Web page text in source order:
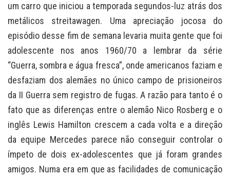
um carro que iniciou a temporada segundos-luz atrás dos
metálicos streitawagen. Uma apreciação jocosa do
episódio desse fim de semana levaria muita gente que foi
adolescente nos anos 1960/70 a lembrar da série
“Guerra, sombra e água fresca”, onde americanos faziam e
desfaziam dos alemães no único campo de prisioneiros
da II Guerra sem registro de fugas. A razão para tanto é o
fato que as diferenças entre o alemão Nico Rosberg e o
inglês Lewis Hamilton crescem a cada volta e a direção
da equipe Mercedes parece não conseguir controlar o
ímpeto de dois ex-adolescentes que já foram grandes
amigos. Numa era em que as facilidades de comunicação